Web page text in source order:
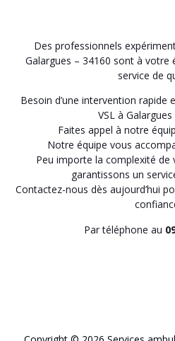
Des professionnels
Galargues – 34160 sont à
service de
Besoin d’une intervention rapide
VSL à
Faites appel à notre
Notre équipe vous
Peu importe la complexité
garantissons un
Contactez-nous dès aujourd’hui
Par téléphone au